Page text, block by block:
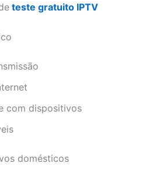
teste gratuito IPTV
com dispositivos
domésticos